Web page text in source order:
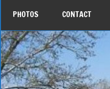
PHOTOS CONTACT